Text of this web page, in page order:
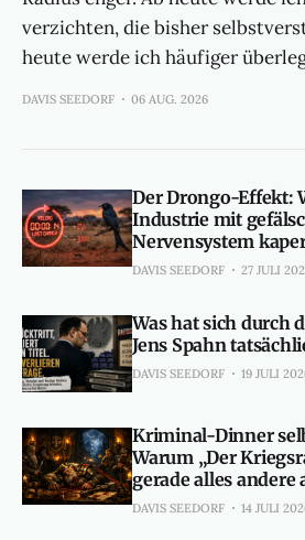
verzichten, die bisher
heute werde ich häufiger
DAVIS SEEDORF 06 AUG. 2026
Der Drongo-Effekt:
Industrie mit
Nervensystem
DAVIS SEEDORF 27 JULI
Was hat sich durch
Jens Spahn
DAVIS SEEDORF 19 JULI
Kriminal-Dinner
Warum „Der
gerade alles andere
DAVIS SEEDORF 14 JULI